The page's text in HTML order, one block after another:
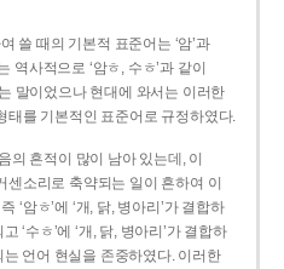
쓸 때의 기본적 표준어는 ‘암’과
역사적으로 ‘암ㅎ, 수ㅎ’과 같이
말이었으나 현대에 와서는 이러한
태를 기본적인 표준어로 규정하였다.
의 흔적이 많이 남아 있는데, 이
센소리로 축약되는 일이 흔하여 이
‘암ㅎ’에 ‘개, 닭, 병아리’가 결합하
‘수ㅎ’에 ‘개, 닭, 병아리’가 결합하
는 언어 현실을 존중하였다. 이러한